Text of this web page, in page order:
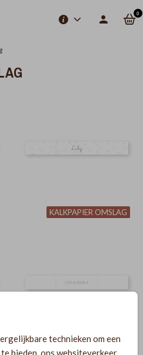
0
technieken om een
bieden, ons websiteverkeer
KALKPAPIER OMSLAG